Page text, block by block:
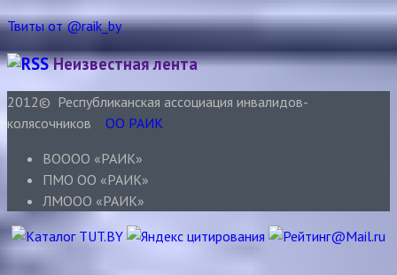
Твиты от @raik_by
Неизвестная лента
2012© Республиканская ассоциация инвалидов-
колясочников ОО РАИК
ВОООО «РАИК»
ПМО ОО «РАИК»
ЛМООО «РАИК»